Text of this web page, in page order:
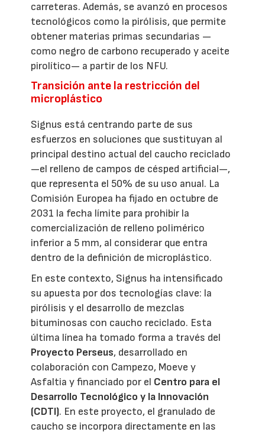
carreteras. Además, se avanzó en procesos
tecnológicos como la pirólisis, que permite
obtener materias primas secundarias —
como negro de carbono recuperado y aceite
pirolítico— a partir de los NFU.
Transición ante la restricción del
microplástico
Signus está centrando parte de sus
esfuerzos en soluciones que sustituyan al
principal destino actual del caucho reciclado
—el relleno de campos de césped artificial—,
que representa el 50% de su uso anual. La
Comisión Europea ha fijado en octubre de
2031 la fecha límite para prohibir la
comercialización de relleno polimérico
inferior a 5 mm, al considerar que entra
dentro de la definición de microplástico.
En este contexto, Signus ha intensificado
su apuesta por dos tecnologías clave: la
pirólisis y el desarrollo de mezclas
bituminosas con caucho reciclado. Esta
última línea ha tomado forma a través del
Proyecto Perseus, desarrollado en
colaboración con Campezo, Moeve y
Asfaltia y financiado por el Centro para el
Desarrollo Tecnológico y la Innovación
(CDTI). En este proyecto, el granulado de
caucho se incorpora directamente en las